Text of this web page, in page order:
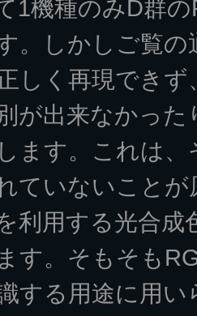
1機種のみD群
。しかしご覧
しく再現でき
が出来なかっ
ます。これは
ていないこと
利用する光合
す。そもそも
する用途に用